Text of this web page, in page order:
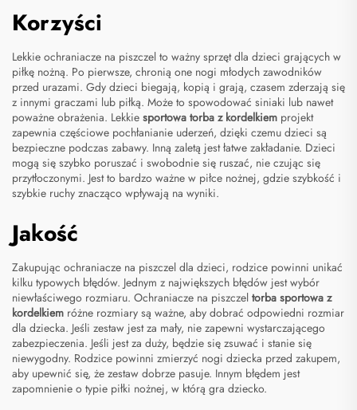
Korzyści
Lekkie ochraniacze na piszczel to ważny sprzęt dla dzieci grających w
piłkę nożną. Po pierwsze, chronią one nogi młodych zawodników
przed urazami. Gdy dzieci biegają, kopią i grają, czasem zderzają się
z innymi graczami lub piłką. Może to spowodować siniaki lub nawet
poważne obrażenia. Lekkie sportowa torba z kordelkiem projekt
zapewnia częściowe pochłanianie uderzeń, dzięki czemu dzieci są
bezpieczne podczas zabawy. Inną zaletą jest łatwe zakładanie. Dzieci
mogą się szybko poruszać i swobodnie się ruszać, nie czując się
przytłoczonymi. Jest to bardzo ważne w piłce nożnej, gdzie szybkość i
szybkie ruchy znacząco wpływają na wyniki.
Jakość
Zakupując ochraniacze na piszczel dla dzieci, rodzice powinni unikać
kilku typowych błędów. Jednym z największych błędów jest wybór
niewłaściwego rozmiaru. Ochraniacze na piszczel torba sportowa z
kordelkiem różne rozmiary są ważne, aby dobrać odpowiedni rozmiar
dla dziecka. Jeśli zestaw jest za mały, nie zapewni wystarczającego
zabezpieczenia. Jeśli jest za duży, będzie się zsuwać i stanie się
niewygodny. Rodzice powinni zmierzyć nogi dziecka przed zakupem,
aby upewnić się, że zestaw dobrze pasuje. Innym błędem jest
zapomnienie o typie piłki nożnej, w którą gra dziecko.